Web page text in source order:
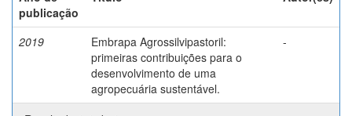
publicação
2019
Embrapa Agrossilvipastoril:
primeiras contribuições para o
desenvolvimento de uma
agropecuária sustentável.
-